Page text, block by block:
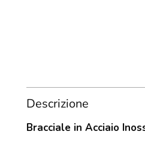
Descrizione
Bracciale in Acciaio